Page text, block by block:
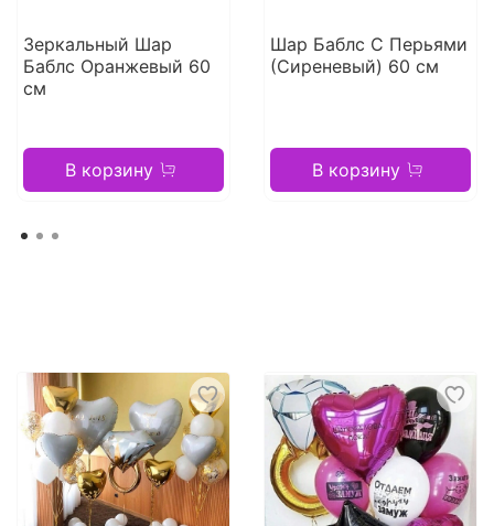
Зеркальный Шар
Баблс Оранжевый 60
см
В корзину
Шар Баблс С Перьями
(Сиреневый) 60 см
В корзину